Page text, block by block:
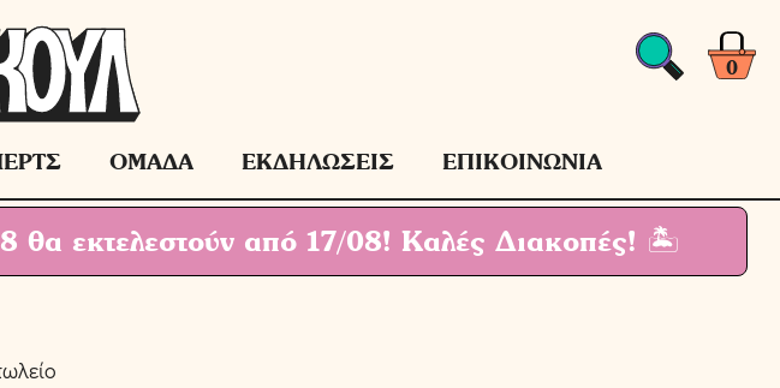
0
ΟΜΑΔΑ ΕΚΔΗΛΩΣΕΙΣ ΕΠΙΚΟΙΝΩΝΙΑ
θα εκτελεστούν από 17/08! Καλές Διακοπές! 🏝